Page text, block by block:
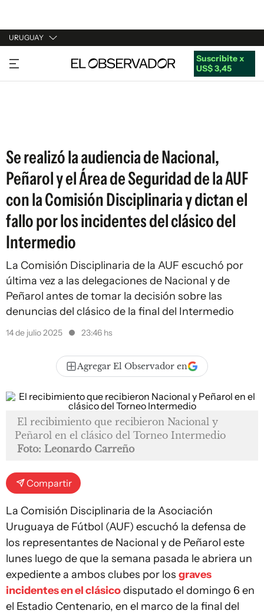
URUGUAY
URUGUAY
ARGENTINA
Suscribite x
US$ 3,45
Se realizó la audiencia de Nacional,
Peñarol y el Área de Seguridad de la AUF
con la Comisión Disciplinaria y dictan el
fallo por los incidentes del clásico del
Intermedio
La Comisión Disciplinaria de la AUF escuchó por
última vez a las delegaciones de Nacional y de
Peñarol antes de tomar la decisión sobre las
denuncias del clásico de la final del Intermedio
14 de julio 2025 23:46 hs
Agregar El Observador en
El recibimiento que recibieron Nacional y
Peñarol en el clásico del Torneo Intermedio
Foto: Leonardo Carreño
Compartir
La Comisión Disciplinaria de la Asociación
Uruguaya de Fútbol (AUF) escuchó la defensa de
los representantes de Nacional y de Peñarol este
lunes luego de que la semana pasada le abriera un
expediente a ambos clubes por los graves
incidentes en el clásicodisputado el domingo 6 en
el Estadio Centenario, en el marco de la final del